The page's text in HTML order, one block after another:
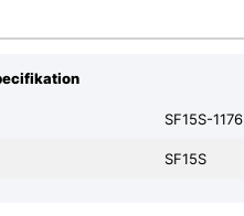
SF15S
SF15S-1176